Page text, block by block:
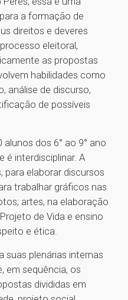
a formação de
direitos e deveres
eleitoral,
as propostas
habilidades como
análise de discurso,
de possíveis
dos 6° ao 9° ano
é interdisciplinar. A
para elaborar discursos
trabalhar gráficos nas
artes, na elaboração
de Vida e ensino
e ética.
suas plenárias internas
em sequência, os
divididas em